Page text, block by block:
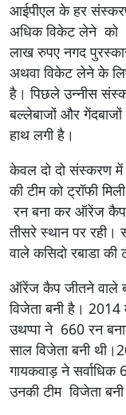
आईपीएल के हर
अधिक विकेट लेने को
लाख रुपए नगद
अथवा विकेट लेने के
है। पिछले उन्नीस
बल्लेबाजों और गेंदबाजों
हाथ लगी है।
केवल दो दो संस्करण
की टीम को ट्रॉफी
रन बना कर ऑरेंज कैप
तीसरे स्थान पर रही।
वाले कसिदो रबाडा की
ऑरेंज कैप जीतने वाले
विजेता बनी है। 2014
उथप्पा ने 660 रन
साल विजेता बनी
गायकवाड़ ने
उनकी टीम विजेता